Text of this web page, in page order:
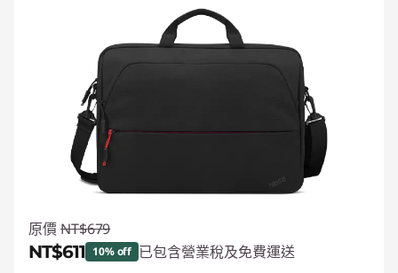
原價 NT$679
NT$611 10% off 已包含營業稅及免費運送